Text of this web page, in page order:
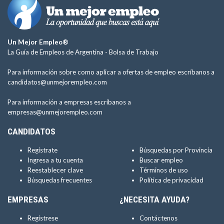
Un Mejor Empleo®
La Guía de Empleos de Argentina - Bolsa de Trabajo
Para información sobre como aplicar a ofertas de empleo escríbanos a
candidatos@unmejorempleo.com
Para información a empresas escríbanos a
empresas@unmejorempleo.com
CANDIDATOS
Regístrate
Ingresa a tu cuenta
Reestablecer clave
Búsquedas frecuentes
Búsquedas por Provincia
Buscar empleo
Términos de uso
Política de privacidad
EMPRESAS
Regístrese
¿NECESITA AYUDA?
Contáctenos